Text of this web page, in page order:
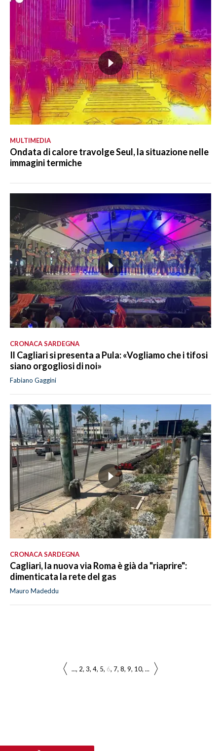
MULTIMEDIA
Ondata di calore travolge Seul, la situazione nelle
immagini termiche
CRONACA SARDEGNA
Il Cagliari si presenta a Pula: «Vogliamo che i tifosi
siano orgogliosi di noi»
Fabiano Gaggini
CRONACA SARDEGNA
Cagliari, la nuova via Roma è già da "riaprire":
dimenticata la rete del gas
Mauro Madeddu
... 2 3 4 5 6 7 8 9 10 ...